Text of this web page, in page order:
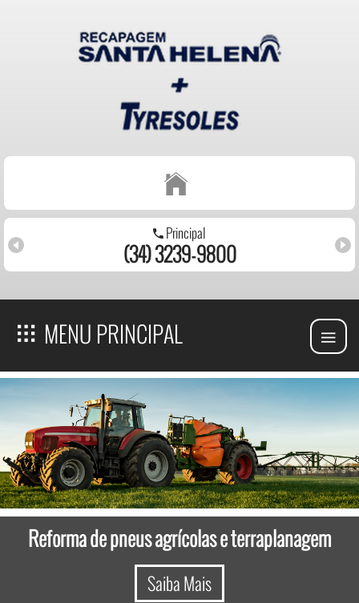
Principal
(34) 3239-9800
MENU PRINCIPAL
Reforma de pneus agrícolas e terraplanagem
Saiba Mais